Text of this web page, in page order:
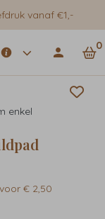
vanaf €1,-
0
enkel
€ 2,50